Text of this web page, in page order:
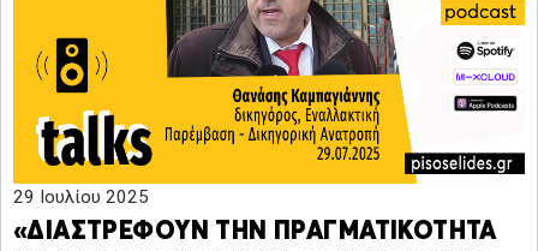
29 Ιουλίου 2025
«ΔΙΑΣΤΡΕΦΟΥΝ ΤΗΝ ΠΡΑΓΜΑΤΙΚΟΤΗΤΑ